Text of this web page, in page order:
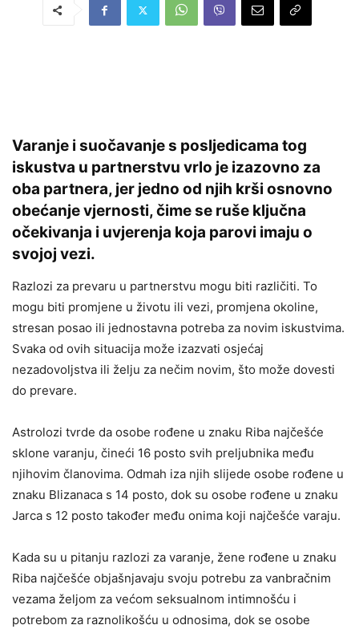
Varanje i suočavanje s posljedicama tog
iskustva u partnerstvu vrlo je izazovno za
oba partnera, jer jedno od njih krši osnovno
obećanje vjernosti, čime se ruše ključna
očekivanja i uvjerenja koja parovi imaju o
svojoj vezi.
Razlozi za prevaru u partnerstvu mogu biti različiti. To
mogu biti promjene u životu ili vezi, promjena okoline,
stresan posao ili jednostavna potreba za novim iskustvima.
Svaka od ovih situacija može izazvati osjećaj
nezadovoljstva ili želju za nečim novim, što može dovesti
do prevare.
Astrolozi tvrde da osobe rođene u znaku Riba najčešće
sklone varanju, čineći 16 posto svih preljubnika među
njihovim članovima. Odmah iza njih slijede osobe rođene u
znaku Blizanaca s 14 posto, dok su osobe rođene u znaku
Jarca s 12 posto također među onima koji najčešće varaju.
Kada su u pitanju razlozi za varanje, žene rođene u znaku
Riba najčešće objašnjavaju svoju potrebu za vanbračnim
vezama željom za većom seksualnom intimnošću i
potrebom za raznolikošću u odnosima, dok se osobe